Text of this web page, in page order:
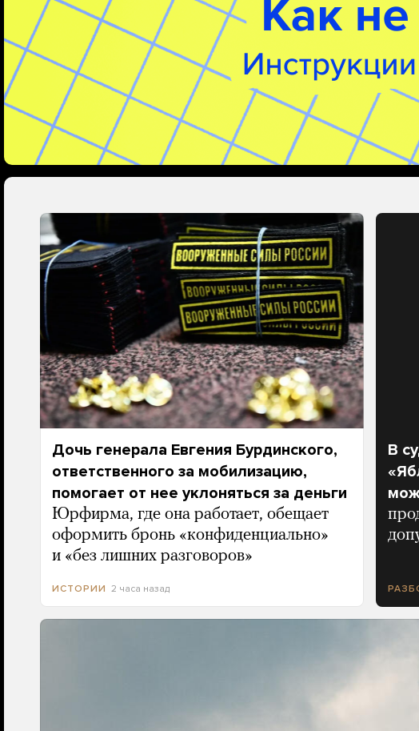
Дочь генерала Евгения Бурдинского,
ответственного за мобилизацию,
помогает от нее уклоняться за деньги
Юрфирма, где она работает, обещает
оформить бронь «конфиденциально»
и «без лишних разговоров»
ИСТОРИИ 2 часа назад
В